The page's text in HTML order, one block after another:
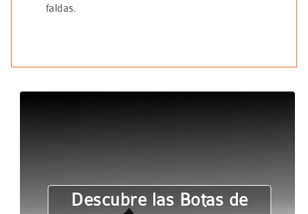
faldas.
Descubre las Botas de